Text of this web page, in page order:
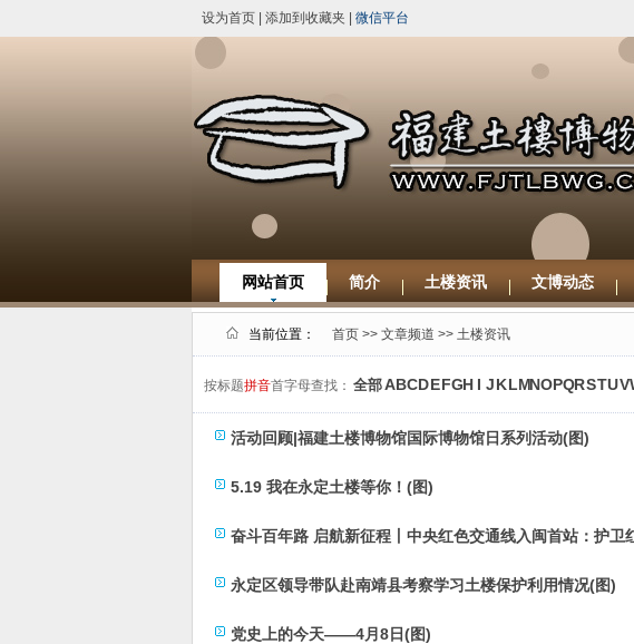
设为首页 添加到收藏夹 微信平台
网站首页 简介 土楼资讯 文博动态
当前位置： 首页 >> 文章频道 >> 土楼资讯
按标题拼音首字母查找： 全部ABCDEFGH I JKLMNOPQRSTUV
活动回顾|福建土楼博物馆国际博物馆日系列活动(图)
5.19 我在永定土楼等你！(图)
奋斗百年路 启航新征程丨中央红色交通线入闽首站：护卫
永定区领导带队赴南靖县考察学习土楼保护利用情况(图)
党史上的今天——4月8日(图)